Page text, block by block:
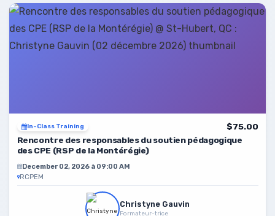
In-Class Training
$75.00
Rencontre des responsables du soutien pédagogique
des CPE (RSP de la Montérégie)
December 02, 2026 à 09:00 AM
RCPEM
Christyne Gauvin
Formateur-trice